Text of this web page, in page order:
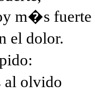
m�s fuerte
el dolor.
al olvido